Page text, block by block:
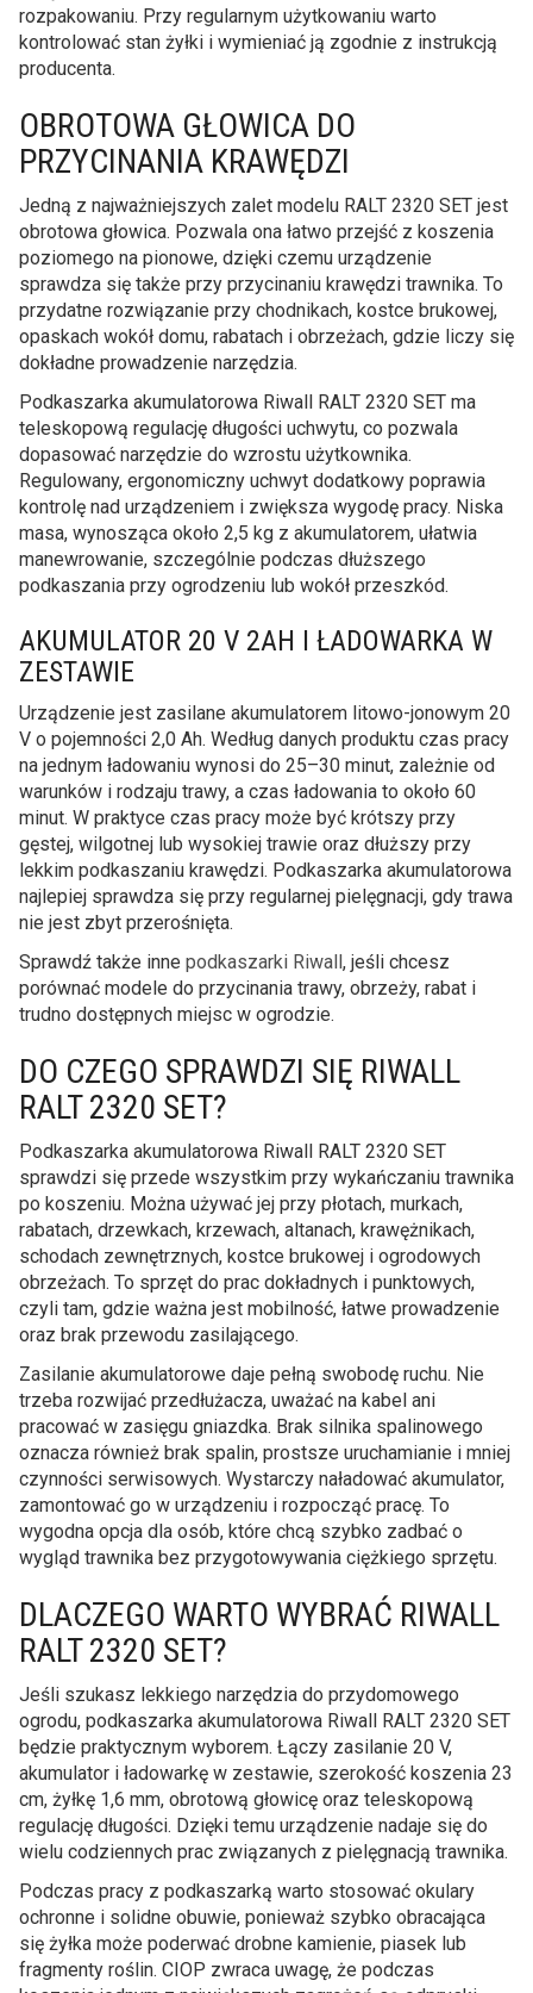
rozpakowaniu. Przy regularnym użytkowaniu warto
kontrolować stan żyłki i wymieniać ją zgodnie z instrukcją
producenta.
OBROTOWA GŁOWICA DO
PRZYCINANIA KRAWĘDZI
Jedną z najważniejszych zalet modelu RALT 2320 SET jest
obrotowa głowica. Pozwala ona łatwo przejść z koszenia
poziomego na pionowe, dzięki czemu urządzenie
sprawdza się także przy przycinaniu krawędzi trawnika. To
przydatne rozwiązanie przy chodnikach, kostce brukowej,
opaskach wokół domu, rabatach i obrzeżach, gdzie liczy się
dokładne prowadzenie narzędzia.
Podkaszarka akumulatorowa Riwall RALT 2320 SET ma
teleskopową regulację długości uchwytu, co pozwala
dopasować narzędzie do wzrostu użytkownika.
Regulowany, ergonomiczny uchwyt dodatkowy poprawia
kontrolę nad urządzeniem i zwiększa wygodę pracy. Niska
masa, wynosząca około 2,5 kg z akumulatorem, ułatwia
manewrowanie, szczególnie podczas dłuższego
podkaszania przy ogrodzeniu lub wokół przeszkód.
AKUMULATOR 20 V 2AH I ŁADOWARKA W
ZESTAWIE
Urządzenie jest zasilane akumulatorem litowo-jonowym 20
V o pojemności 2,0 Ah. Według danych produktu czas pracy
na jednym ładowaniu wynosi do 25–30 minut, zależnie od
warunków i rodzaju trawy, a czas ładowania to około 60
minut. W praktyce czas pracy może być krótszy przy
gęstej, wilgotnej lub wysokiej trawie oraz dłuższy przy
lekkim podkaszaniu krawędzi. Podkaszarka akumulatorowa
najlepiej sprawdza się przy regularnej pielęgnacji, gdy trawa
nie jest zbyt przerośnięta.
Sprawdź także inne podkaszarki Riwall, jeśli chcesz
porównać modele do przycinania trawy, obrzeży, rabat i
trudno dostępnych miejsc w ogrodzie.
DO CZEGO SPRAWDZI SIĘ RIWALL
RALT 2320 SET?
Podkaszarka akumulatorowa Riwall RALT 2320 SET
sprawdzi się przede wszystkim przy wykańczaniu trawnika
po koszeniu. Można używać jej przy płotach, murkach,
rabatach, drzewkach, krzewach, altanach, krawężnikach,
schodach zewnętrznych, kostce brukowej i ogrodowych
obrzeżach. To sprzęt do prac dokładnych i punktowych,
czyli tam, gdzie ważna jest mobilność, łatwe prowadzenie
oraz brak przewodu zasilającego.
Zasilanie akumulatorowe daje pełną swobodę ruchu. Nie
trzeba rozwijać przedłużacza, uważać na kabel ani
pracować w zasięgu gniazdka. Brak silnika spalinowego
oznacza również brak spalin, prostsze uruchamianie i mniej
czynności serwisowych. Wystarczy naładować akumulator,
zamontować go w urządzeniu i rozpocząć pracę. To
wygodna opcja dla osób, które chcą szybko zadbać o
wygląd trawnika bez przygotowywania ciężkiego sprzętu.
DLACZEGO WARTO WYBRAĆ RIWALL
RALT 2320 SET?
Jeśli szukasz lekkiego narzędzia do przydomowego
ogrodu, podkaszarka akumulatorowa Riwall RALT 2320 SET
będzie praktycznym wyborem. Łączy zasilanie 20 V,
akumulator i ładowarkę w zestawie, szerokość koszenia 23
cm, żyłkę 1,6 mm, obrotową głowicę oraz teleskopową
regulację długości. Dzięki temu urządzenie nadaje się do
wielu codziennych prac związanych z pielęgnacją trawnika.
Podczas pracy z podkaszarką warto stosować okulary
ochronne i solidne obuwie, ponieważ szybko obracająca
się żyłka może poderwać drobne kamienie, piasek lub
fragmenty roślin. CIOP zwraca uwagę, że podczas